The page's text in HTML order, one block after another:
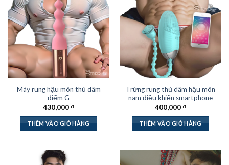
Máy rung hậu môn thủ dâm
điểm G
430,000₫
THÊM VÀO GIỎ HÀNG
Trứng rung thủ dâm hậu môn
nam điều khiển smartphone
400,000₫
THÊM VÀO GIỎ HÀNG